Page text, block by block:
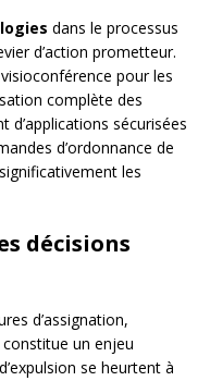
dans le processus
d’action prometteur.
pour les
complète des
d’applications sécurisées
d’ordonnance de
les
décisions
d’assignation,
constitue un enjeu
se heurtent à